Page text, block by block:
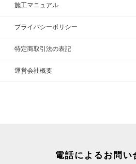
施工マニュアル
プライバシーポリシー
特定商取引法の表記
運営会社概要
電話によるお問い